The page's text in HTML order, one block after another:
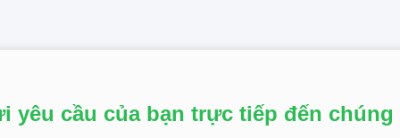
yêu cầu của bạn trực tiếp đến